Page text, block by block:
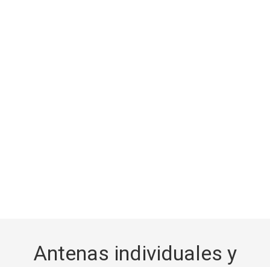
Antenas individuales y